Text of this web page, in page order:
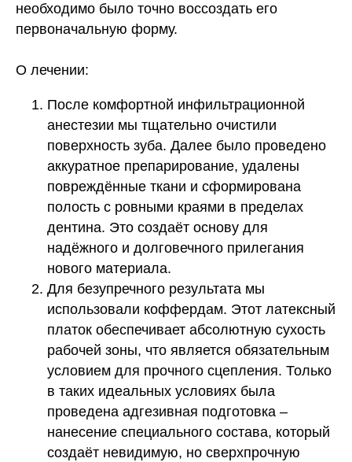
необходимо было точно воссоздать его
первоначальную форму.
О лечении:
После комфортной инфильтрационной
анестезии мы тщательно очистили
поверхность зуба. Далее было проведено
аккуратное препарирование, удалены
повреждённые ткани и сформирована
полость с ровными краями в пределах
дентина. Это создаёт основу для
надёжного и долговечного прилегания
нового материала.
Для безупречного результата мы
использовали коффердам. Этот латексный
платок обеспечивает абсолютную сухость
рабочей зоны, что является обязательным
условием для прочного сцепления. Только
в таких идеальных условиях была
проведена адгезивная подготовка –
нанесение специального состава, который
создаёт невидимую, но сверхпрочную